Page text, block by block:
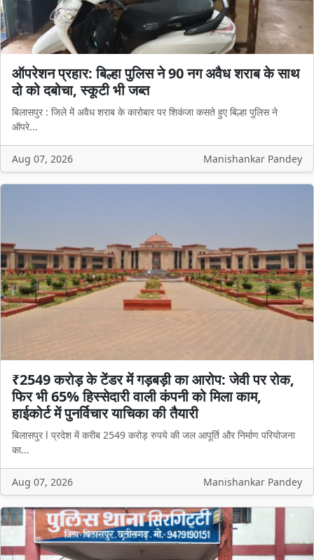
ऑपरेशन प्रहार: बिल्हा पुलिस ने 90 नग अवैध शराब के साथ
दो को दबोचा, स्कूटी भी जब्त
बिलासपुर : जिले में अवैध शराब के कारोबार पर शिकंजा कसते हुए बिल्हा पुलिस ने
ऑपरे...
Aug 07, 2026 Manishankar Pandey
₹2549 करोड़ के टेंडर में गड़बड़ी का आरोप: जेवी पर रोक,
फिर भी 65% हिस्सेदारी वाली कंपनी को मिला काम,
हाईकोर्ट में पुनर्विचार याचिका की तैयारी
बिलासपुर l प्रदेश में करीब 2549 करोड़ रुपये की जल आपूर्ति और निर्माण परियोजना
का...
Aug 07, 2026 Manishankar Pandey